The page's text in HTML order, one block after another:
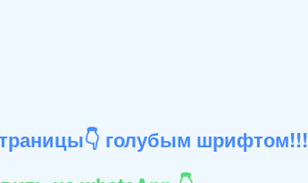
голубым шрифтом!!!